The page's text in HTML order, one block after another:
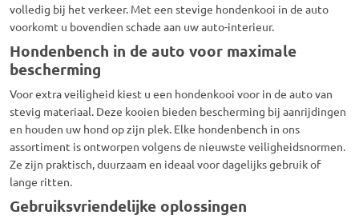
volledig bij het verkeer. Met een stevige hondenkooi in de auto
voorkomt u bovendien schade aan uw auto-interieur.
Hondenbench in de auto voor maximale
bescherming
Voor extra veiligheid kiest u een hondenkooi voor in de auto van
stevig materiaal. Deze kooien bieden bescherming bij aanrijdingen
en houden uw hond op zijn plek. Elke hondenbench in ons
assortiment is ontworpen volgens de nieuwste veiligheidsnormen.
Ze zijn praktisch, duurzaam en ideaal voor dagelijks gebruik of
lange ritten.
Gebruiksvriendelijke oplossingen